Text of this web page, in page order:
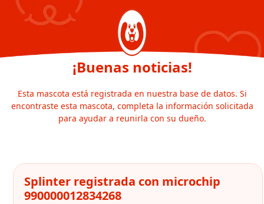
¡Buenas noticias!
Esta mascota está registrada en nuestra base de datos. Si
encontraste esta mascota, completa la información solicitada
para ayudar a reunirla con su dueño.
Splinter registrada con microchip
990000012834268